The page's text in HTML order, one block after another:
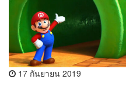
17 กันยายน 2019